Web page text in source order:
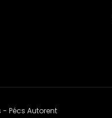
- Pécs Autorent